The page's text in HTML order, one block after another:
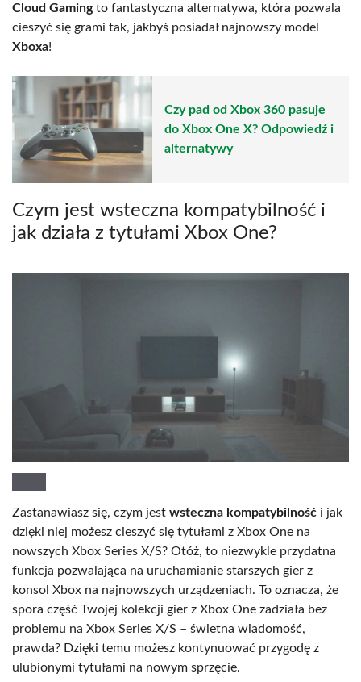
Cloud Gamingto fantastyczna alternatywa, która pozwala
cieszyć się grami tak, jakbyś posiadał najnowszy model
Xboxa!
Czy pad od Xbox 360 pasuje
do Xbox One X? Odpowiedź i
alternatywy
Czym jest wsteczna kompatybilność i
jak działa z tytułami Xbox One?
Zastanawiasz się, czym jest wsteczna kompatybilność i jak
dzięki niej możesz cieszyć się tytułami z Xbox One na
nowszych Xbox Series X/S? Otóż, to niezwykle przydatna
funkcja pozwalająca na uruchamianie starszych gier z
konsol Xbox na najnowszych urządzeniach. To oznacza, że
spora część Twojej kolekcji gier z Xbox One zadziała bez
problemu na Xbox Series X/S – świetna wiadomość,
prawda? Dzięki temu możesz kontynuować przygodę z
ulubionymi tytułami na nowym sprzęcie.